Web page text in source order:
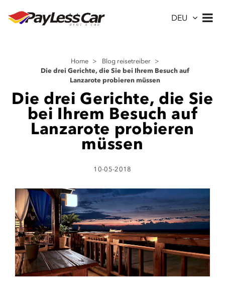
DEU
Home > Blog reisetreiber >
Die drei Gerichte, die Sie bei Ihrem Besuch auf
Lanzarote probieren müssen
Die drei Gerichte, die Sie
bei Ihrem Besuch auf
Lanzarote probieren
müssen
10-05-2018